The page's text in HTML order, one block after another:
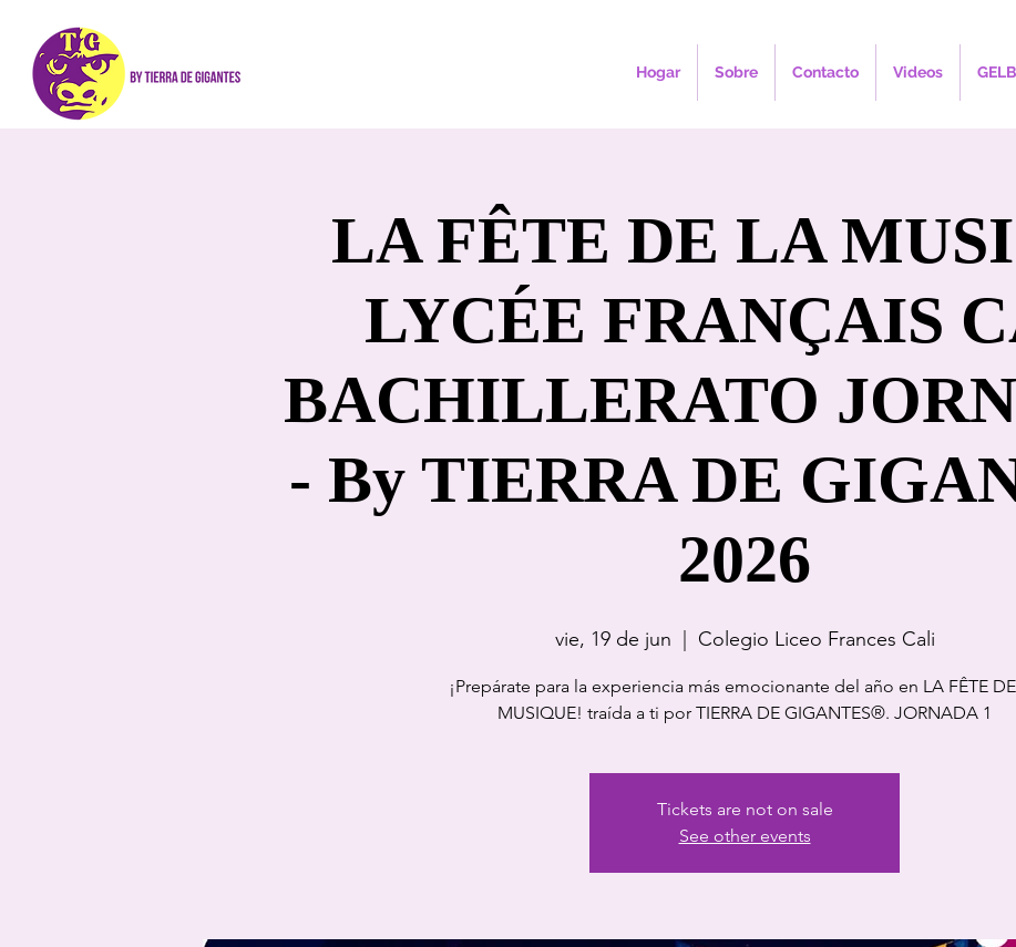
Hogar Sobre Contacto Videos
LA FÊTE DE LA
LYCÉE FRANÇAIS
BACHILLERATO
- By TIERRA DE
2026
vie, 19 de jun Colegio Liceo Frances Cali
¡Prepárate para la experiencia más emocionante del año en LA FÊTE
MUSIQUE! traída a ti por TIERRA DE GIGANTES®. JORNADA 1
Tickets are not on sale
See other events